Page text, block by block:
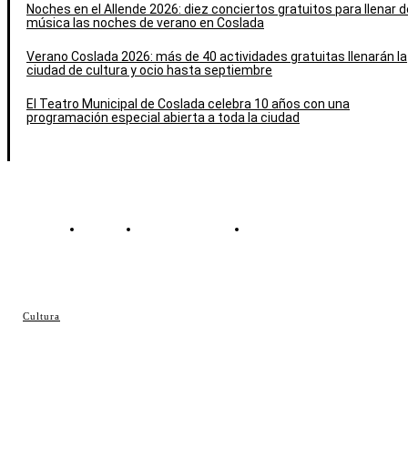
Cultura
Noches en el Allende 2026: diez conciertos gratuitos para llenar
música las noches de verano en Coslada
Verano Coslada 2026: más de 40 actividades gratuitas llenarán la
ciudad de cultura y ocio hasta septiembre
El Teatro Municipal de Coslada celebra 10 años con una
programación especial abierta a toda la ciudad
Contacto Política de cookies